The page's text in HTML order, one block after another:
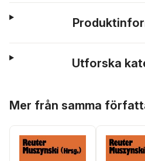
Utforska
Mer från samma